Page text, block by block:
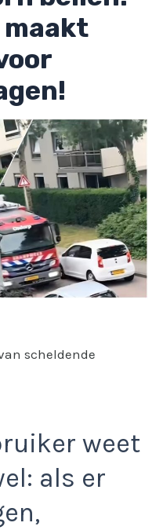
scheldende
weet
als er